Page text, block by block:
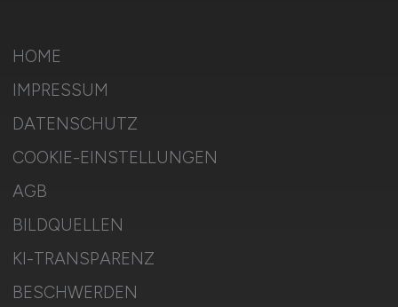
HOME
IMPRESSUM
DATENSCHUTZ
COOKIE-EINSTELLUNGEN
AGB
BILDQUELLEN
KI-TRANSPARENZ
BESCHWERDEN